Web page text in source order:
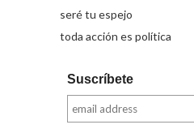
seré tu espejo
toda acción es política
Suscríbete